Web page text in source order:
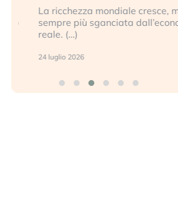
La ricchezza mondiale cresce, ma è
sempre più sganciata dall’economia
reale. (…)
24 luglio 2026